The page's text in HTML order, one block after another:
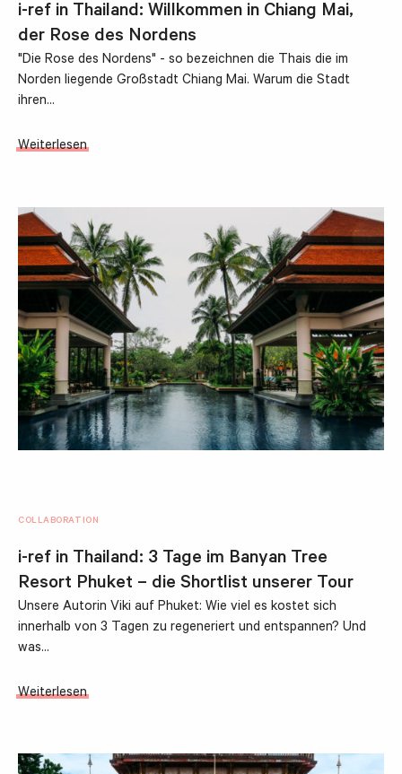
i-ref in Thailand: Willkommen in Chiang Mai,
der Rose des Nordens
"Die Rose des Nordens" - so bezeichnen die Thais die im
Norden liegende Großstadt Chiang Mai. Warum die Stadt
ihren…
Weiterlesen
COLLABORATION
i-ref in Thailand: 3 Tage im Banyan Tree
Resort Phuket – die Shortlist unserer Tour
Unsere Autorin Viki auf Phuket: Wie viel es kostet sich
innerhalb von 3 Tagen zu regeneriert und entspannen? Und
was…
Weiterlesen